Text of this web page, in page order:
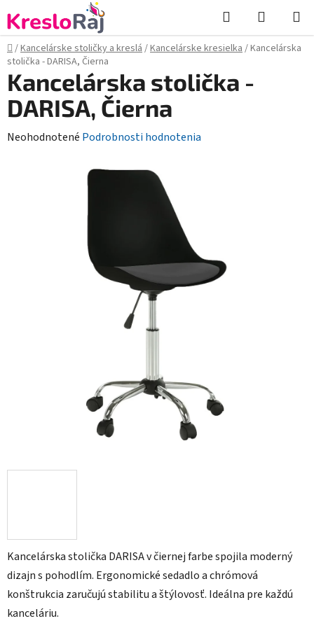
na
obsah
Hľadať
KOŠÍK
Domov
/Kancelárske stoličky a kreslá/Kancelárske kresielka/Kancelárska
stolička - DARISA, Čierna
Kancelárska stolička DARISA v čiernej farbe spojila moderný
dizajn s pohodlím. Ergonomické sedadlo a chrómová
konštrukcia zaručujú stabilitu a štýlovosť. Ideálna pre každú
kanceláriu.
Kancelárska stolička -
DARISA, Čierna
Priemerné
Neohodnotené Podrobnosti hodnotenia